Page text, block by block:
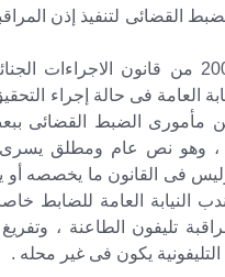
القضائى لتنفيذ إذن المراقبة
جرى نص المادة 200 من قانون الاجراءات
العامة فى حالة إجراء
مأمورى الضبط القضائى
، وهو نص عام ومطلق
فى القانون ما يخصصه أو
النيابة العامة للضابط
تليفون الطاعنة ،
التليفونية يكون فى غير محله .